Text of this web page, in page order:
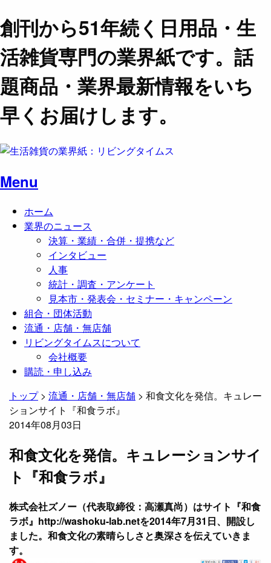
創刊から51年続く日用品・生
活雑貨専門の業界紙です。話
題商品・業界最新情報をいち
早くお届けします。
Menu
ホーム
業界のニュース
決算・業績・合併・提携など
インタビュー
人事
統計・調査・アンケート
見本市・発表会・セミナー・キャンペーン
組合・団体活動
流通・店舗・無店舗
リビングタイムスについて
会社概要
購読・申し込み
トップ> 流通・店舗・無店舗 > 和食文化を発信。キュレー
ションサイト『和食ラボ』
2014年08月03日
和食文化を発信。キュレーションサイ
ト『和食ラボ』
株式会社ズノー（代表取締役：高瀬真尚）はサイト『和食
ラボ』http://washoku-lab.netを2014年7月31日、開設し
ました。和食文化の素晴らしさと奥深さを伝えていきま
す。